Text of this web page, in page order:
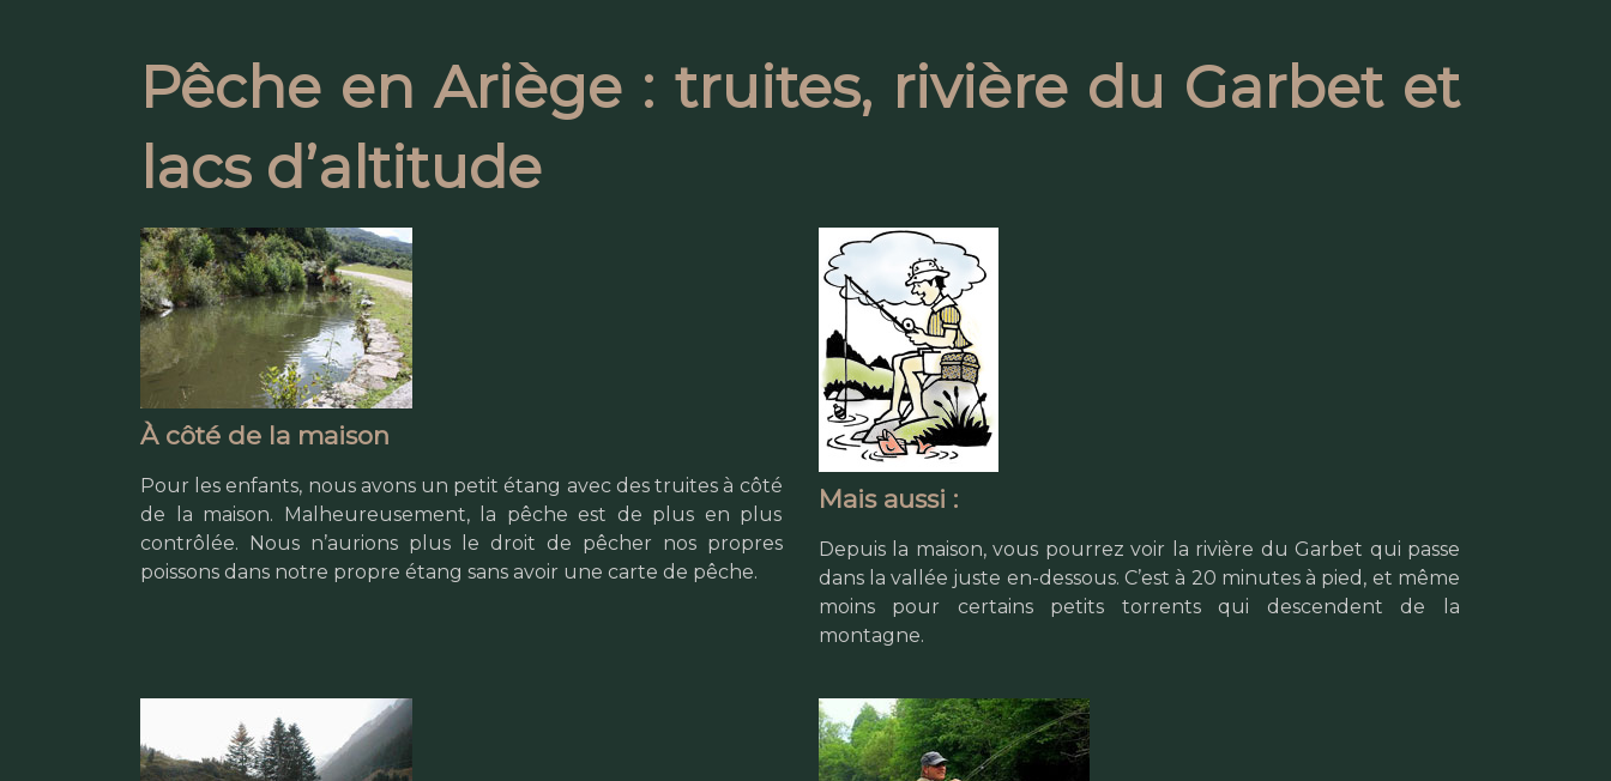
Pêche en Ariège : truites, rivière du Garbet et
lacs d’altitude
À côté de la maison
Pour les enfants, nous avons un petit étang avec des truites à côté
de la maison. Malheureusement, la pêche est de plus en plus
contrôlée. Nous n’aurions plus le droit de pêcher nos propres
poissons dans notre propre étang sans avoir une carte de pêche.
Mais aussi :
Depuis la maison, vous pourrez voir la rivière du Garbet qui passe
dans la vallée juste en-dessous. C’est à 20 minutes à pied, et même
moins pour certains petits torrents qui descendent de la
montagne.